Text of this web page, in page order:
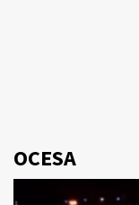
OCESA